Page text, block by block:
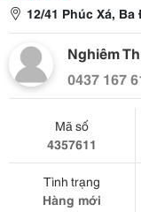
12/41 Phúc Xá, Ba
Nghiêm
0437 167
Mã số
4357611
Tình trạng
Hàng mới